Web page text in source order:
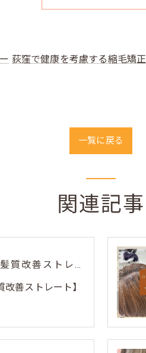
荻窪で健康を考慮する縮毛矯正
一覧に戻る
関連記事
荻窪美容室トリコで話題の【髪質改善ストレート】✨
善ストレート】